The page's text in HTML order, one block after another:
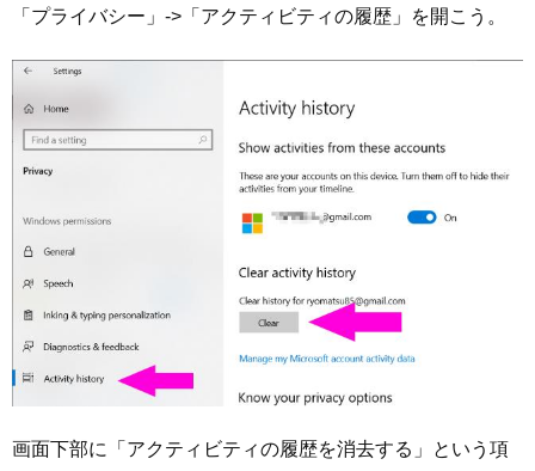
「プライバシー」->「アクティビティの履歴」を開こう。
画面下部に「アクティビティの履歴を消去する」という項